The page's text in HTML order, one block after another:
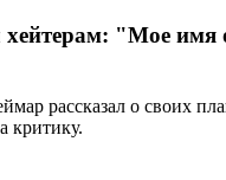
"Мое имя
рассказал о своих
критику.